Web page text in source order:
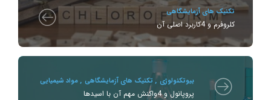
تکنیک های آزمایشگاهی
کلروفرم و 4کاربرد اصلی آن
بیوتکنولوژی , تکنیک های آزمایشگاهی ,مواد شیمیایی
پروپانول و 4واکنش مهم آن با اسیدها